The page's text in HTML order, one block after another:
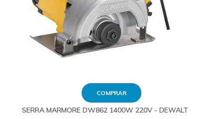
COMPRAR
SERRA MARMORE DW862 1400W 220V - DEWALT